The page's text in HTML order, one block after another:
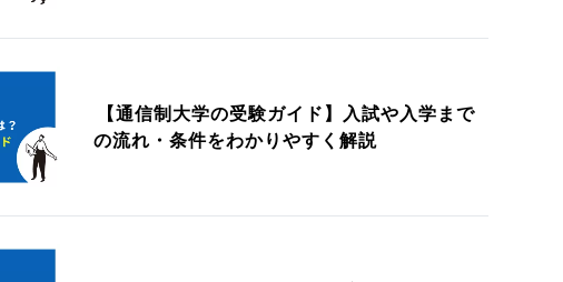
【通信制大学の受験ガイド】入試や入学まで
の流れ・条件をわかりやすく解説